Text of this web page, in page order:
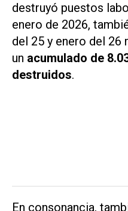
destruyó puestos
enero de 2026,
del 25 y enero del 26
un acumulado de
destruidos.
En consonancia,